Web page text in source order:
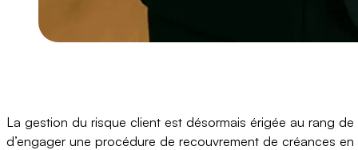
La gestion du risque client est désormais érigée au rang
d’engager une procédure de recouvrement de créances